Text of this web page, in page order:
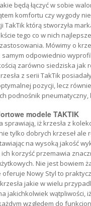
będą łączyć w sobie
komfortu czy wygody
TakTik którą stworzyła
tego co w nich
Mówimy o
odpowiednio
zarówno siedziska jak
z serii TakTik
pozycji, lecz
podnośnik pneumatyczny,
modele TAKTIK
iż krzesła z
tylko dobrych krzeseł ale
na wysoką jakość
korzyść przemawia
Nie jest bowiem
oferuje Nowy Styl to
jakie w wielu
jakichkolwiek wątpliwości,
względem do